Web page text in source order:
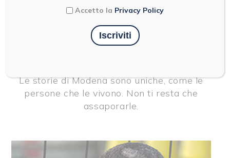
suonano come il rombo di un motore che fa
di unicità e semplicità, che hanno il sapore di
un’antica ricetta casalinga capace di
Le storie di Modena sono uniche, come le
persone che le vivono. Non ti resta che
assaporarle.
Accetto la Privacy Policy